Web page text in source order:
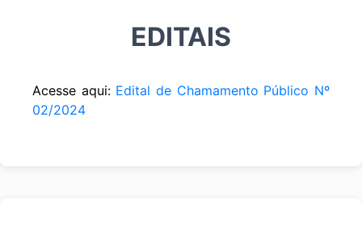
EDITAIS
Acesse aqui: Edital de Chamamento Público Nº
02/2024